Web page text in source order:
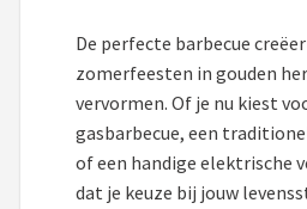
De perfecte barbecue
zomerfeesten in gouden
vervormen. Of je nu kiest
gasbarbecue, een
of een handige elektrische
dat je keuze bij jouw